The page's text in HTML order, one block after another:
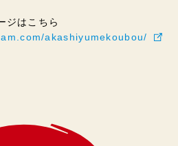
ジはこちら
akashiyumekoubou/